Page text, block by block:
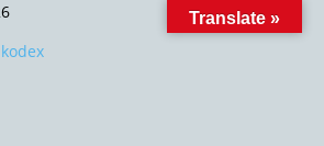
Translate »